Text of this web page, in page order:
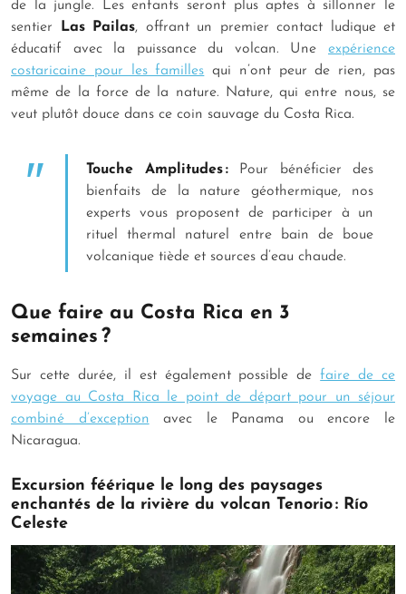
de la jungle. Les enfants seront plus aptes à sillonner le
sentier
Las Pailas, offrant un premier contact ludique et
éducatif avec la puissance du volcan. Une expérience
costaricaine pour les familles qui n’ont peur de rien, pas
même de la force de la nature. Nature, qui entre nous, se
veut plutôt douce dans ce coin sauvage du Costa Rica.
Touche Amplitudes :Pour bénéficier des
bienfaits de la nature géothermique, nos
experts vous proposent de participer à un
rituel thermal naturel entre bain de boue
volcanique tiède et sources d’eau chaude.
Que faire au Costa Rica en 3
semaines ?
Sur cette durée, il est également possible defaire de ce
voyage au Costa Rica le point de départ pour un séjour
combiné d’exception avec le Panama ou encore le
Nicaragua.
Excursion féérique le long des paysages
enchantés de la rivière du volcan Tenorio : Río
Celeste